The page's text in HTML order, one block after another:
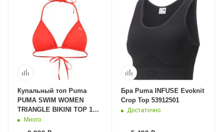
Купальный топ Puma
PUMA SWIM WOMEN
TRIANGLE BIKINI TOP 1P
90766601
Много
Бра Puma INFUSE Evoknit
Crop Top 53912501
Достаточно